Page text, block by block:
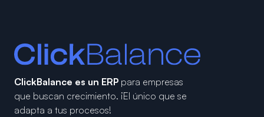
ClickBalance es un ERP para empresas
que buscan crecimiento. ¡El único que se
adapta a tus procesos!